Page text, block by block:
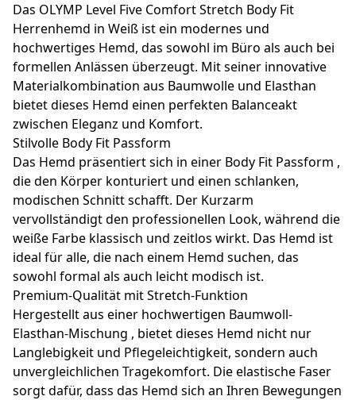
Das OLYMP Level Five Comfort Stretch Body Fit
Herrenhemd in Weiß ist ein modernes und
hochwertiges Hemd, das sowohl im Büro als auch bei
formellen Anlässen überzeugt. Mit seiner innovative
Materialkombination aus Baumwolle und Elasthan
bietet dieses Hemd einen perfekten Balanceakt
zwischen Eleganz und Komfort.
Stilvolle Body Fit Passform
Das Hemd präsentiert sich in einer Body Fit Passform ,
die den Körper konturiert und einen schlanken,
modischen Schnitt schafft. Der Kurzarm
vervollständigt den professionellen Look, während die
weiße Farbe klassisch und zeitlos wirkt. Das Hemd ist
ideal für alle, die nach einem Hemd suchen, das
sowohl formal als auch leicht modisch ist.
Premium-Qualität mit Stretch-Funktion
Hergestellt aus einer hochwertigen Baumwoll-
Elasthan-Mischung , bietet dieses Hemd nicht nur
Langlebigkeit und Pflegeleichtigkeit, sondern auch
unvergleichlichen Tragekomfort. Die elastische Faser
sorgt dafür, dass das Hemd sich an Ihren Bewegungen